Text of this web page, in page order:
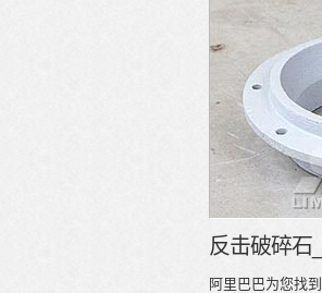
反击破碎石
阿里巴巴为您找